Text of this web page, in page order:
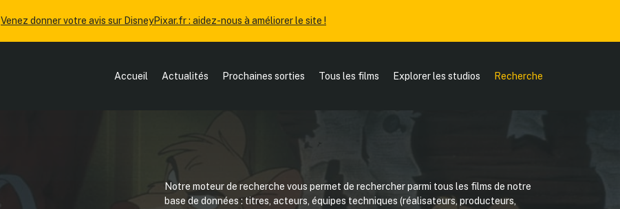
Venez donner votre avis sur DisneyPixar.fr : aidez-nous à améliorer le site !
Accueil Actualités Prochaines sorties Tous les films Explorer les studios Recherche
Notre moteur de recherche vous permet de rechercher parmi tous les films de notre
base de données : titres, acteurs, équipes techniques (réalisateurs, producteurs,